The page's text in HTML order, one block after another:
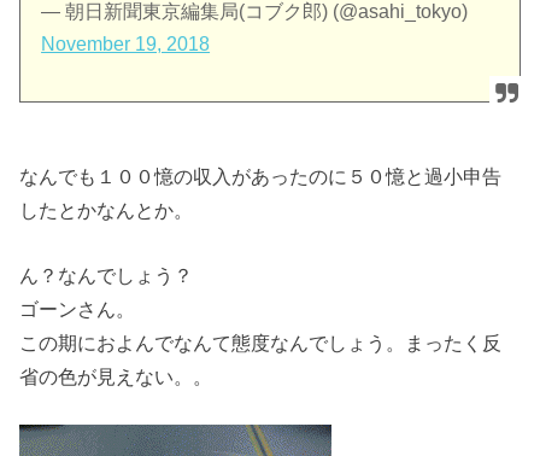
— 朝日新聞東京編集局(コブク郎) (@asahi_tokyo)
November 19, 2018
なんでも１００憶の収入があったのに５０憶と過小申告
したとかなんとか。
ん？なんでしょう？
ゴーンさん。
この期におよんでなんて態度なんでしょう。まったく反
省の色が見えない。。